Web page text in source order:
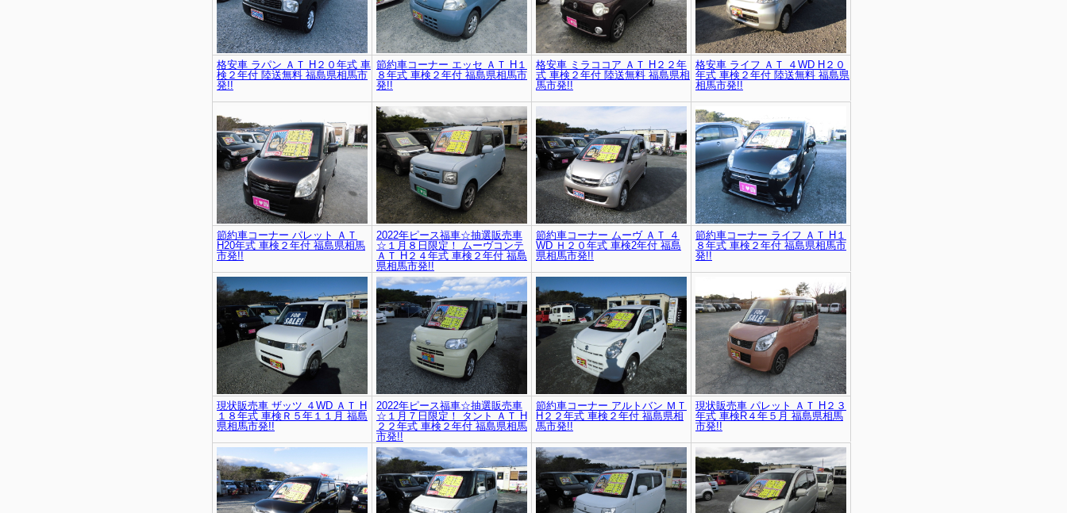
格安車 ラパン ＡＴ H２０年式 車
検２年付 陸送無料 福島県相馬市
発!!
節約車コーナー エッセ ＡＴ H１
８年式 車検２年付 福島県相馬市
発!!
格安車 ミラココア ＡＴ H２２年
式 車検２年付 陸送無料 福島県相
馬市発!!
格安車 ライフ ＡＴ ４WD H２０
年式 車検２年付 陸送無料 福島県
相馬市発!!
節約車コーナー パレット ＡＴ
H20年式 車検２年付 福島県相馬
市発!!
2022年ピース福車☆抽選販売車
☆１月８日限定！ ムーヴコンテ
ＡＴ H２４年式 車検２年付 福島
県相馬市発!!
節約車コーナー ムーヴ ＡＴ ４
WD Ｈ２０年式 車検2年付 福島
県相馬市発!!
節約車コーナー ライフ ＡＴ H１
８年式 車検２年付 福島県相馬市
発!!
現状販売車 ザッツ ４WD ＡＴ H
１８年式 車検Ｒ５年１１月 福島
県相馬市発!!
2022年ピース福車☆抽選販売車
☆１月７日限定！ タント ＡＴ H
２２年式 車検２年付 福島県相馬
市発!!
節約車コーナー アルトバン ＭＴ
H２２年式 車検２年付 福島県相
馬市発!!
現状販売車 パレット ＡＴ H２３
年式 車検R４年５月 福島県相馬
市発!!